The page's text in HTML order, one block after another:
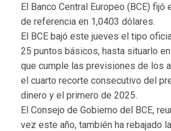
El Banco Central Europeo (BCE)
de referencia en 1,0403 dólares.
El BCE bajó este jueves el tipo
25 puntos básicos, hasta situarlo
que cumple las previsiones de los
el cuarto recorte consecutivo del
dinero y el primero de 2025.
El Consejo de Gobierno del BCE,
vez este año, también ha rebajado